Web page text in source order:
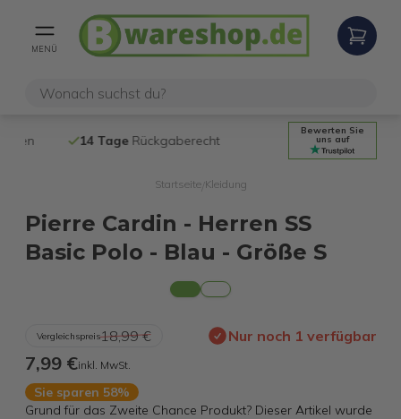
MENÜ
14 Tage Rückgaberecht
Bewerten Sie
uns auf
Startseite/ Kleidung
Pierre Cardin - Herren SS
Basic Polo - Blau - Größe S
Vergleichspreis18,99 € Nur noch 1 verfügbar
7,99 €inkl. MwSt.
Sie sparen 58%
Grund für das Zweite Chance Produkt? Dieser Artikel wurde